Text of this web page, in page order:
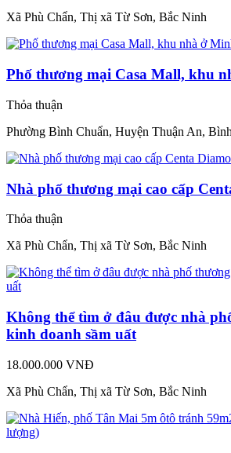
Xã Phù Chẩn, Thị xã Từ Sơn, Bắc Ninh
Phố thương mại Casa Mall, khu
Thỏa thuận
Phường Bình Chuẩn, Huyện Thuận An,
Nhà phố thương mại cao cấp
Thỏa thuận
Xã Phù Chẩn, Thị xã Từ Sơn, Bắc Ninh
Không thể tìm ở đâu được nhà
kinh doanh sầm uất
18.000.000 VNĐ
Xã Phù Chẩn, Thị xã Từ Sơn, Bắc Ninh